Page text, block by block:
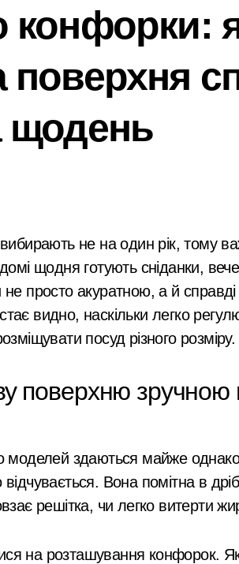
виплати на освіту для дітей
загинула після передчасних
на Київщині виманили у чехів
елементів живлення лічильників та
23-річного кур’єра: пенсіонерка
по Києву: BOOKCHEF втратив більше
нічного бачення та як вони
шоу: у Києві 20-річний юнак
витік 100 літрів аміаку після удару рф
понад 16,5 млн грн у закупівлі
суді прийняли рішення щодо
на 83 мільйони: як керівник
6 серпня вшанують пам’ять жертв
в Києві: корупція у службі в тилу
теплопостачання в Києві:
конфорки:
поверхня
щодень
щодня готують сніданки,
просто акуратною, а й
видно, наскільки легко
посуд різного розміру.
поверхню
моделей здаються майже
відчувається. Вона помітна в
решітка, чи легко витерти
на розташування конфорок.